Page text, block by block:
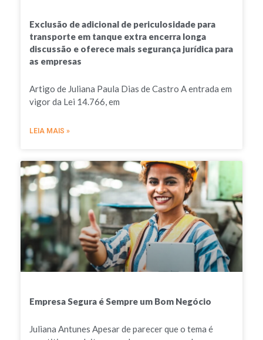
Exclusão de adicional de periculosidade para
transporte em tanque extra encerra longa
discussão e oferece mais segurança jurídica para
as empresas
Artigo de Juliana Paula Dias de Castro A entrada em
vigor da Lei 14.766, em
LEIA MAIS »
Empresa Segura é Sempre um Bom Negócio
Juliana Antunes Apesar de parecer que o tema é